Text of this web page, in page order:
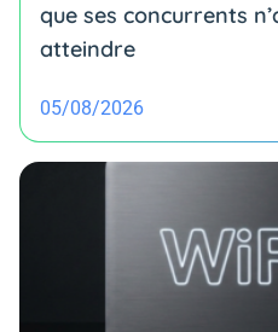
que ses concurrents
atteindre
05/08/2026